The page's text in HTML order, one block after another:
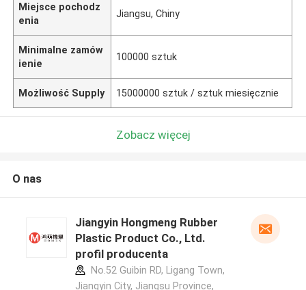
Miejsce pochodz
enia
Jiangsu, Chiny
Minimalne zamów
ienie
100000 sztuk
Możliwość Supply 15000000 sztuk / sztuk miesięcznie
Zobacz więcej
O nas
Jiangyin Hongmeng Rubber
Plastic Product Co., Ltd.
profil producenta
No.52 Guibin RD, Ligang Town,
Jiangyin City, Jiangsu Province,